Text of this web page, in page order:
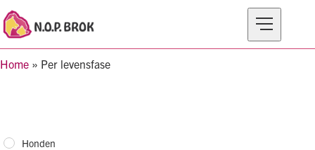
MERKEN
Home » Per levensfase
Honden